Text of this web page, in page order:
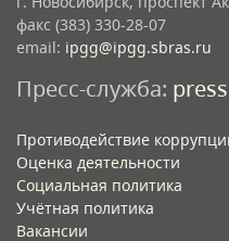
факс (383) 330-28-07
email: ipgg@ipgg.sbras.ru
Пресс-служба:
Противодействие
Оценка деятельности
Социальная политика
Учётная политика​
Вакансии​